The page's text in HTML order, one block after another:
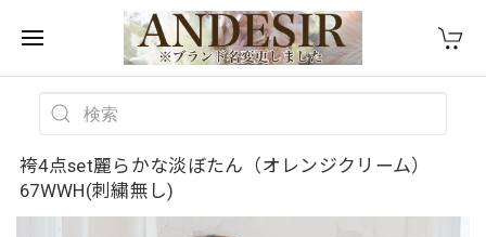
袴4点set麗らかな淡ぼたん（オレンジクリーム）
67WWH(刺繍無し)